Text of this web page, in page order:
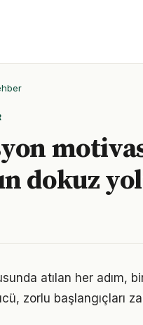
dokuz
atılan her adım,
zorlu başlangıçları